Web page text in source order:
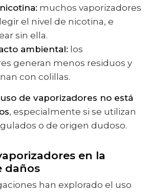
muchos vaporizadores
el nivel de nicotina, e
sin ella.
ambiental: los
generan menos residuos y
con colillas.
de vaporizadores no está
, especialmente si se utilizan
o de origen dudoso.
en la
daños
han explorado el uso